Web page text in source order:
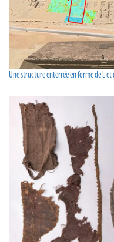
Une structure enterrée en forme de L et